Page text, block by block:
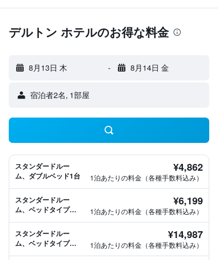
デルトン ホテルのお得な料金
8月13日 木 - 8月14日 金
宿泊者2名, 1​部屋
スタンダードルー
ム、ダブルベッド1台
¥4,862
1泊あたりの料金（各種手数料込み）
スタンダードルー
ム、ベッドタイプ情
¥6,199
1泊あたりの料金（各種手数料込み）
スタンダードルー
ム、ベッドタイプ情
¥14,987
1泊あたりの料金（各種手数料込み）